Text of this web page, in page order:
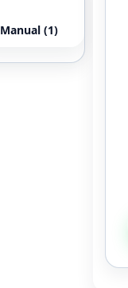
Manual (1)